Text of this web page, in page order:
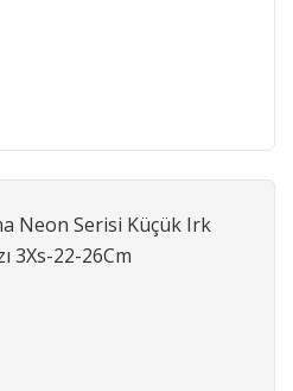
Neon Serisi Küçük Irk
3Xs-22-26Cm